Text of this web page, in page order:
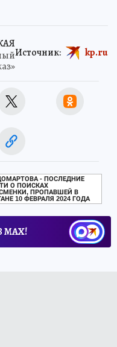
Источник: kp.ru
- ПОСЛЕДНИЕ
О ПОИСКАХ
ПРОПАВШЕЙ В
10 ФЕВРАЛЯ 2024 ГОДА
МАХ!